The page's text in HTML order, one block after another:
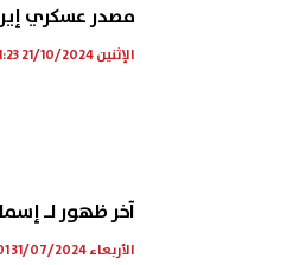
مصدر عسكري
الإثنين 21/10/2024 01:23 م
آخر ظهور لـ
الأربعاء 31/07/2024 10:01 ص